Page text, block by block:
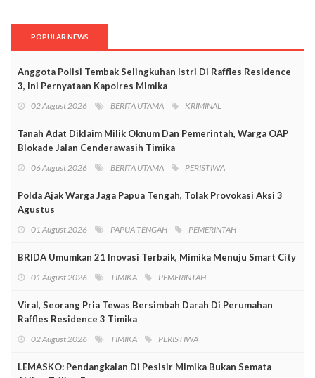
POPULAR NEWS
Anggota Polisi Tembak Selingkuhan Istri Di Raffles Residence
3, Ini Pernyataan Kapolres Mimika
02 August 2026 BERITA UTAMA KRIMINAL
Tanah Adat Diklaim Milik Oknum Dan Pemerintah, Warga OAP
Blokade Jalan Cenderawasih Timika
06 August 2026 BERITA UTAMA PERISTIWA
Polda Ajak Warga Jaga Papua Tengah, Tolak Provokasi Aksi 3
Agustus
01 August 2026 PAPUA TENGAH PEMERINTAH
BRIDA Umumkan 21 Inovasi Terbaik, Mimika Menuju Smart City
01 August 2026 TIMIKA PEMERINTAH
Viral, Seorang Pria Tewas Bersimbah Darah Di Perumahan
Raffles Residence 3 Timika
02 August 2026 TIMIKA PERISTIWA
LEMASKO: Pendangkalan Di Pesisir Mimika Bukan Semata